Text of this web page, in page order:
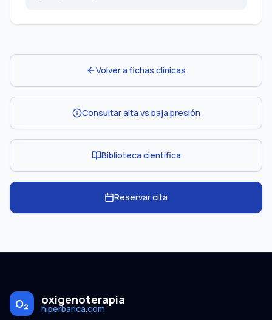
Volver a fichas clínicas
Consultar alta vs baja presión
Biblioteca científica
Reservar cita
O₂ oxigenoterapia
hiperbarica.com